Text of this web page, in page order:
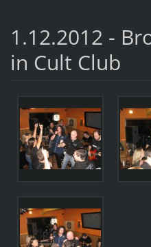
1.12.2012 -
in Cult Club